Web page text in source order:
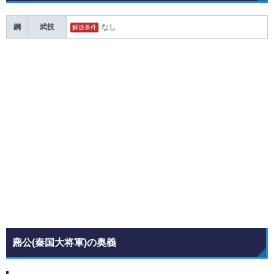
鋼 武技 解放条件 なし
麃公(秦国大将軍)の奥義